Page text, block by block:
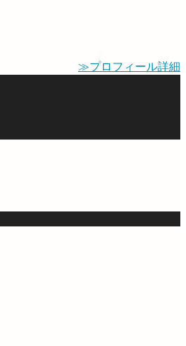
≫プロフィール詳細